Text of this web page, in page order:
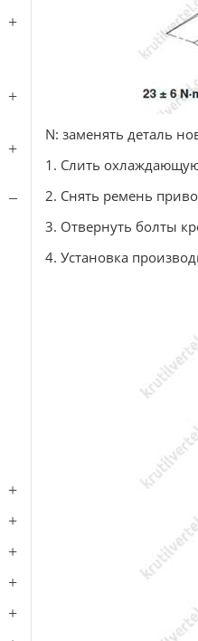
N: заменять деталь
1. Слить
2. Снять ремень
3. Отвернуть болты
4. Установка